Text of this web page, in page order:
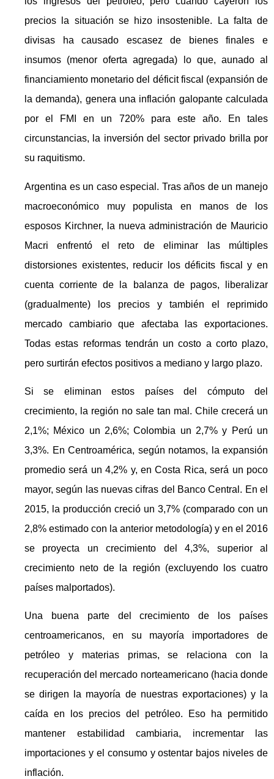
precios la situación se hizo insostenible. La falta de
divisas ha causado escasez de bienes finales e
insumos (menor oferta agregada) lo que, aunado al
financiamiento monetario del déficit fiscal (expansión de
la demanda), genera una inflación galopante calculada
por el FMI en un 720% para este año. En tales
circunstancias, la inversión del sector privado brilla por
su raquitismo.
Argentina es un caso especial. Tras años de un manejo
macroeconómico muy populista en manos de los
esposos Kirchner, la nueva administración de Mauricio
Macri enfrentó el reto de eliminar las múltiples
distorsiones existentes, reducir los déficits fiscal y en
cuenta corriente de la balanza de pagos, liberalizar
(gradualmente) los precios y también el reprimido
mercado cambiario que afectaba las exportaciones.
Todas estas reformas tendrán un costo a corto plazo,
pero surtirán efectos positivos a mediano y largo plazo.
Si se eliminan estos países del cómputo del
crecimiento, la región no sale tan mal. Chile crecerá un
2,1%; México un 2,6%; Colombia un 2,7% y Perú un
3,3%. En Centroamérica, según notamos, la expansión
promedio será un 4,2% y, en Costa Rica, será un poco
mayor, según las nuevas cifras del Banco Central. En el
2015, la producción creció un 3,7% (comparado con un
2,8% estimado con la anterior metodología) y en el 2016
se proyecta un crecimiento del 4,3%, superior al
crecimiento neto de la región (excluyendo los cuatro
países malportados).
Una buena parte del crecimiento de los países
centroamericanos, en su mayoría importadores de
petróleo y materias primas, se relaciona con la
recuperación del mercado norteamericano (hacia donde
se dirigen la mayoría de nuestras exportaciones) y la
caída en los precios del petróleo. Eso ha permitido
mantener estabilidad cambiaria, incrementar las
importaciones y el consumo y ostentar bajos niveles de
inflación.